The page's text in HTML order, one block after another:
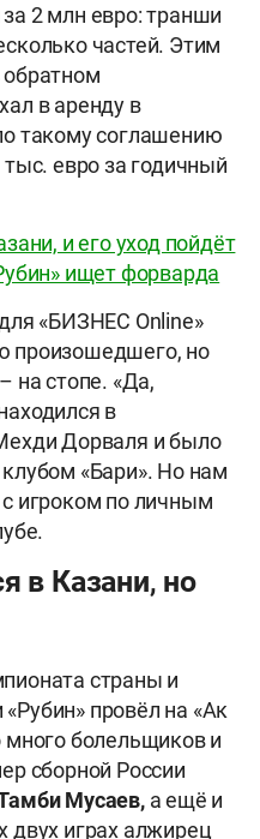
за 2 млн евро: транши
частей. Этим
в аренду в
такому соглашению
тыс. евро за годичный
и его уход пойдёт
ищет форварда
«БИЗНЕС Online»
произошедшего, но
на стопе. «Да,
в
Дорваля и было
«Бари». Но нам
с игроком по личным
в Казани, но
страны и
провёл на «Ак
много болельщиков и
сборной России
Мусаев,а ещё и
двух играх алжирец